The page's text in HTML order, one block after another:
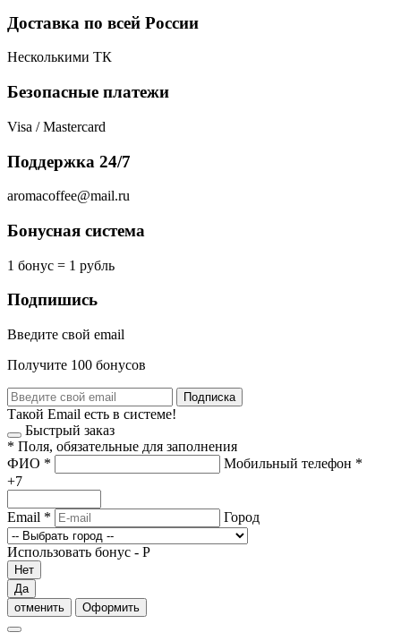
Доставка по всей России
Несколькими ТК
Безопасные платежи
Visa / Mastercard
Поддержка 24/7
aromacoffee@mail.ru
Бонусная система
1 бонус = 1 рубль
Подпишись
Введите свой email
Получите 100 бонусов
Подписка
Такой Email есть в системе!
Быстрый заказ
* Поля, обязательные для заполнения
ФИО * Мобильный телефон *
+7
Email * Город
Использовать бонус - Р
Нет
Да
отменить
Оформить